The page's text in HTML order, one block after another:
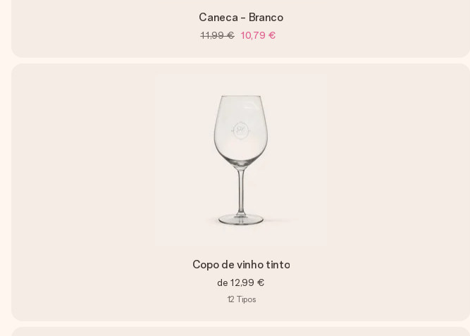
Caneca - Branco
11,99 € 10,79 €
Copo de vinho tinto
de 12,99 €
12 Tipos